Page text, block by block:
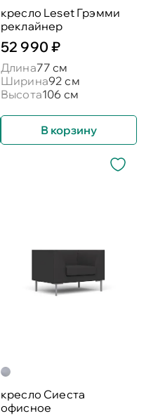
кресло Leset Грэмми
реклайнер
52 990 ₽
Длина77 см
Ширина92 см
Высота106 см
В корзину
кресло Сиеста
офисное